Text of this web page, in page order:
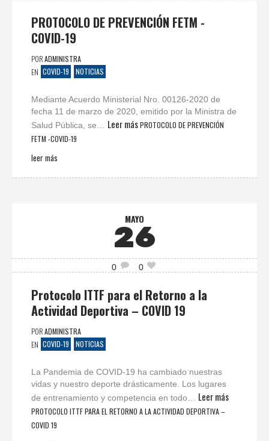
PROTOCOLO DE PREVENCIÓN FETM -
COVID-19
PORADMINISTRA
EN COVID-19 NOTICIAS
Mediante Acuerdo Ministerial Nro. 00126-2020 de
fecha 11 de marzo de 2020, emitido por la Ministra de
Salud Pública, se… Leer másPROTOCOLO DE PREVENCIÓN
FETM -COVID-19
leer más
MAYO
26
0 0
Protocolo ITTF para el Retorno a la
Actividad Deportiva – COVID 19
PORADMINISTRA
EN COVID-19 NOTICIAS
La Pandemia de COVID-19 ha cambiado nuestras
vidas y nuestro deporte drásticamente. Los lugares
de entrenamiento y competencia en todo… Leer más
PROTOCOLO ITTF PARA EL RETORNO A LA ACTIVIDAD DEPORTIVA –
COVID 19